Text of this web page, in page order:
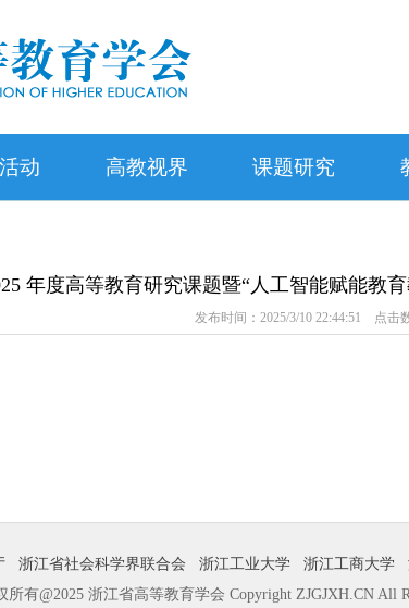
动 高教视界 课题研究
年度高等教育研究课题暨“人工智能赋能教
发布时间：2025/3/10 22:44:51 点击
浙江省社会科学界联合会 浙江工业大学 浙江工商大学
所有@2025 浙江省高等教育学会 Copyright ZJGJXH.CN All